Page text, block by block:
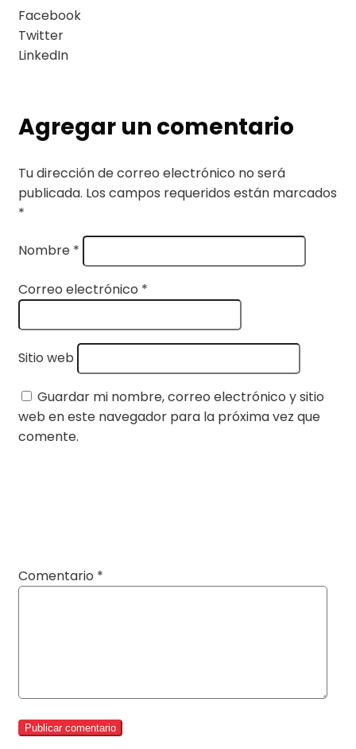
Facebook
Twitter
LinkedIn
Agregar un comentario
Tu dirección de correo electrónico no será
publicada. Los campos requeridos están marcados
*
Nombre *
Correo electrónico *
Sitio web
Guardar mi nombre, correo electrónico y sitio
web en este navegador para la próxima vez que
comente.
Comentario *